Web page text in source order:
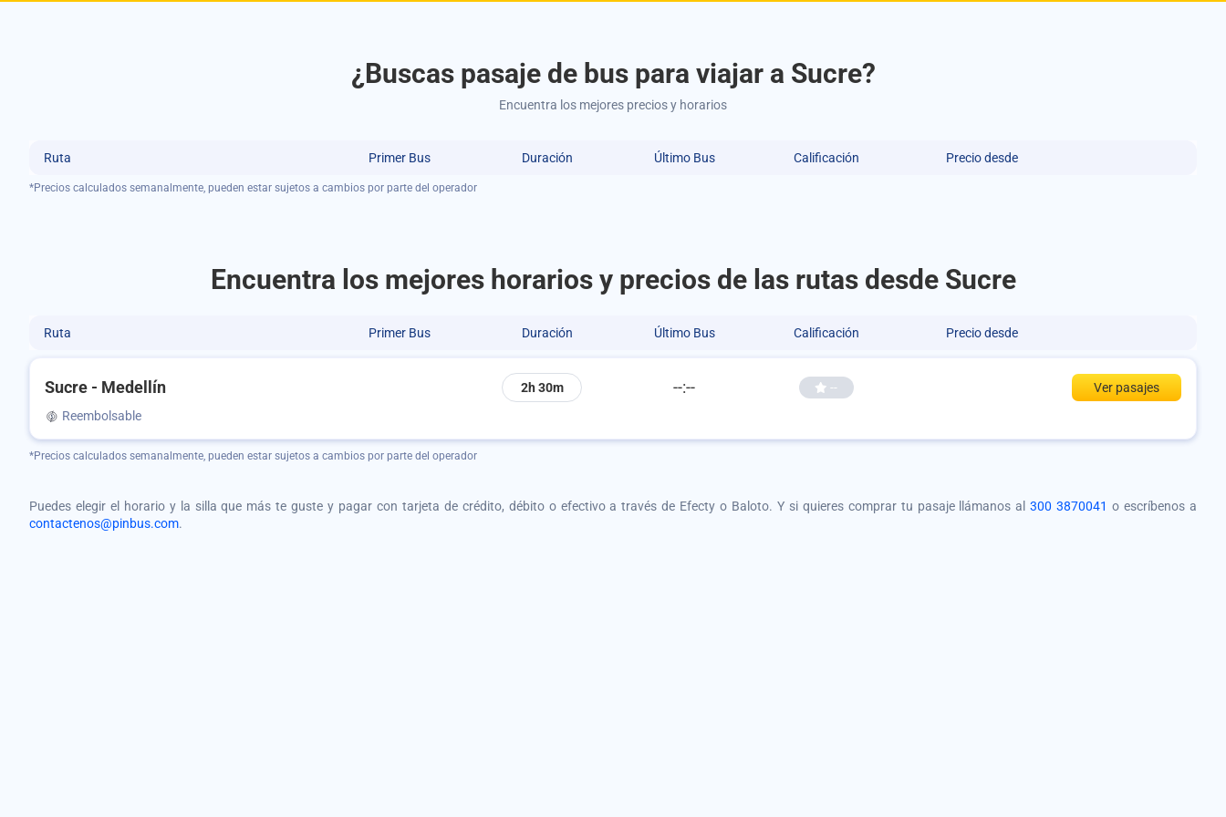
¿Buscas pasaje de bus para viajar a Sucre?
Encuentra los mejores precios y horarios
Ruta Primer Bus Duración Último Bus Calificación Precio desde
*Precios calculados semanalmente, pueden estar sujetos a cambios por parte del operador
Encuentra los mejores horarios y precios de las rutas desde Sucre
Ruta Primer Bus Duración Último Bus Calificación Precio desde
Sucre - Medellín 2h 30m --:-- --
Ver pasajes
Reembolsable
*Precios calculados semanalmente, pueden estar sujetos a cambios por parte del operador
Puedes elegir el horario y la silla que más te guste y pagar con tarjeta de crédito, débito o efectivo a través de Efecty o Baloto. Y si quieres comprar tu pasaje llámanos al300 3870041 o escríbenos a
contactenos@pinbus.com.